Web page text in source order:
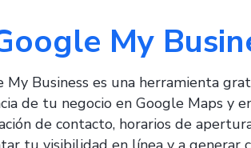
My
My Business es una herramienta
de tu negocio en Google Maps y
de contacto, horarios de